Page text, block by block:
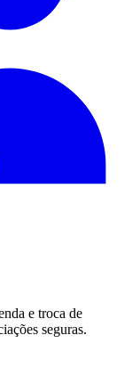
e troca de
seguras.